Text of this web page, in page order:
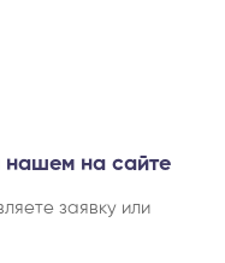
нашем на сайте
заявку или